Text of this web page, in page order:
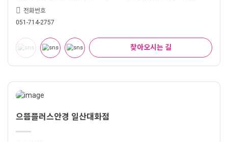
전화번호
051-714-2757
찾아오시는 길
으뜸플러스안경 일산대화점